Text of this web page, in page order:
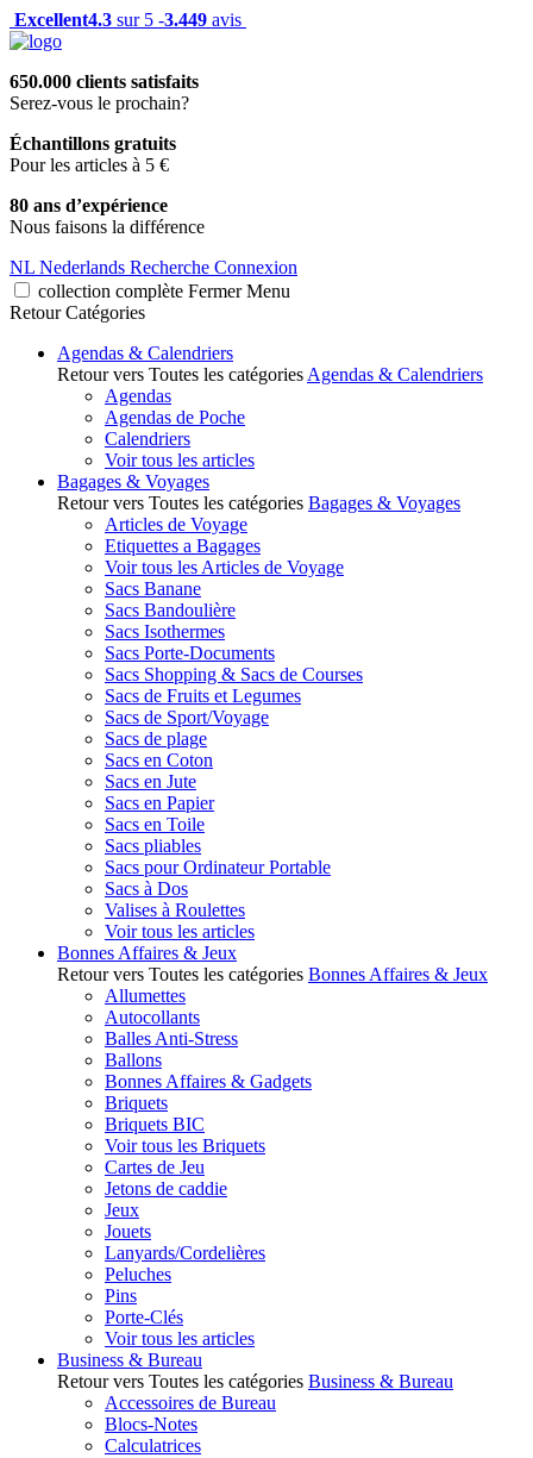
Excellent4.3 sur 5 -3.449 avis
650.000 clients satisfaits
Serez-vous le prochain?
Échantillons gratuits
Pour les articles à 5 €
80 ans d’expérience
Nous faisons la différence
NL Nederlands Recherche Connexion
collection complète Fermer Menu
Retour Catégories
Agendas & Calendriers
Retour vers Toutes les catégories Agendas & Calendriers
Agendas
Agendas de Poche
Calendriers
Voir tous les articles
Bagages & Voyages
Retour vers Toutes les catégories Bagages & Voyages
Articles de Voyage
Etiquettes a Bagages
Voir tous les Articles de Voyage
Sacs Banane
Sacs Bandoulière
Sacs Isothermes
Sacs Porte-Documents
Sacs Shopping & Sacs de Courses
Sacs de Fruits et Legumes
Sacs de Sport/Voyage
Sacs de plage
Sacs en Coton
Sacs en Jute
Sacs en Papier
Sacs en Toile
Sacs pliables
Sacs pour Ordinateur Portable
Sacs à Dos
Valises à Roulettes
Voir tous les articles
Bonnes Affaires & Jeux
Retour vers Toutes les catégories Bonnes Affaires & Jeux
Allumettes
Autocollants
Balles Anti-Stress
Ballons
Bonnes Affaires & Gadgets
Briquets
Briquets BIC
Voir tous les Briquets
Cartes de Jeu
Jetons de caddie
Jeux
Jouets
Lanyards/Cordelières
Peluches
Pins
Porte-Clés
Voir tous les articles
Business & Bureau
Retour vers Toutes les catégories Business & Bureau
Accessoires de Bureau
Blocs-Notes
Calculatrices